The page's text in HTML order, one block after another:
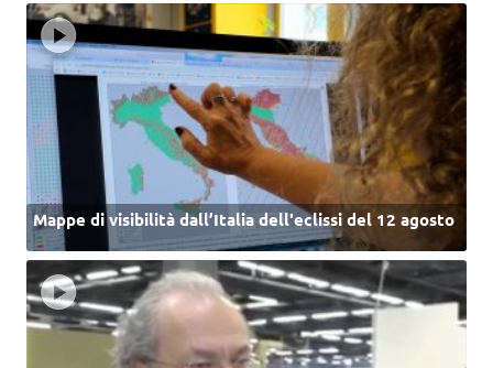
Mappe di visibilità dall’Italia dell'eclissi del 12 agosto